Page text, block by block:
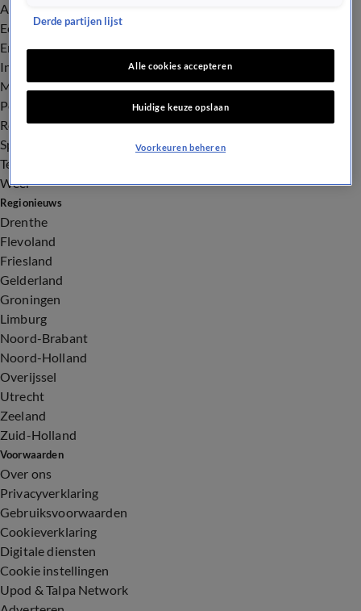
Advies & Tips
Economie
Entertainment
Infrastructuur
Milieu en Gezondheid
Politiek
Royalty
Sport
Tech
Weer
Regionieuws
Drenthe
Flevoland
Friesland
Gelderland
Groningen
Limburg
Noord-Brabant
Noord-Holland
Overijssel
Utrecht
Zeeland
Zuid-Holland
Voorwaarden
Over ons
Privacyverklaring
Gebruiksvoorwaarden
Cookieverklaring
Digitale diensten
Cookie instellingen
Upod & Talpa Network
Derde partijen lijst
Alle cookies accepteren
Huidige keuze opslaan
Voorkeuren beheren